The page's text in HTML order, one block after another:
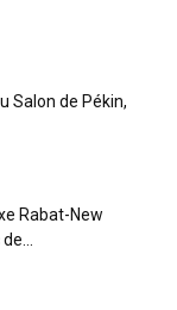
Salon de Pékin,
Rabat-New